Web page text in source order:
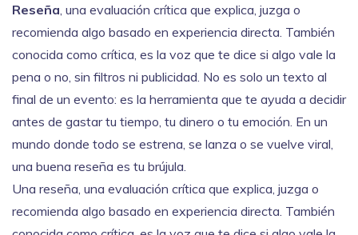
Reseña, una evaluación crítica que explica, juzga o
recomienda algo basado en experiencia directa. También
conocida como crítica, es la voz que te dice si algo vale la
pena o no, sin filtros ni publicidad. No es solo un texto al
final de un evento: es la herramienta que te ayuda a decidir
antes de gastar tu tiempo, tu dinero o tu emoción. En un
mundo donde todo se estrena, se lanza o se vuelve viral,
una buena reseña es tu brújula.
Una reseña, una evaluación crítica que explica, juzga o
recomienda algo basado en experiencia directa. También